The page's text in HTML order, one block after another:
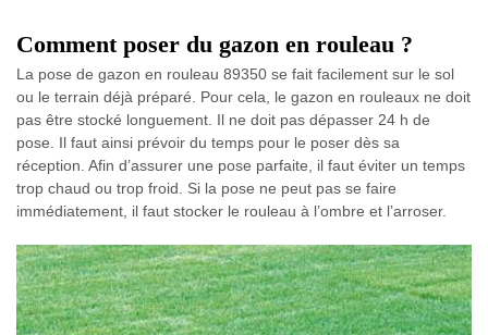
Comment poser du gazon en rouleau ?
La pose de gazon en rouleau 89350 se fait facilement sur le sol
ou le terrain déjà préparé. Pour cela, le gazon en rouleaux ne doit
pas être stocké longuement. Il ne doit pas dépasser 24 h de
pose. Il faut ainsi prévoir du temps pour le poser dès sa
réception. Afin d’assurer une pose parfaite, il faut éviter un temps
trop chaud ou trop froid. Si la pose ne peut pas se faire
immédiatement, il faut stocker le rouleau à l’ombre et l’arroser.